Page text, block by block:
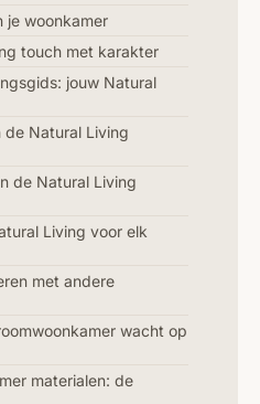
je woonkamer
touch met karakter
jouw Natural
de Natural Living
de Natural Living
Living voor elk
met andere
wacht op
materialen: de